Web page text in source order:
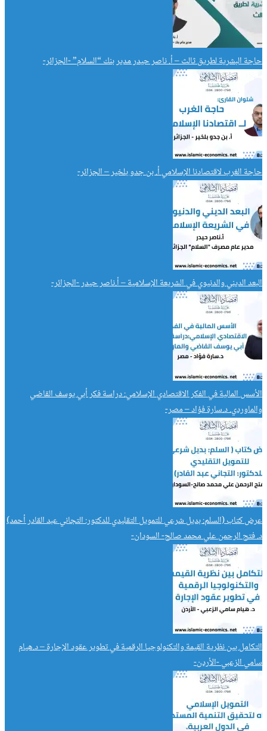
حاجة البشرية لطريق ثالث – أ. ناصر حيدر مدير بنك “السلام” -الجزائر-
حاجة الغرب لاقتصادنا الإسلامي أ. بن جدو بلخير – الجزائر-
البعد الديني والدنيوي في الشريعة الإسلامية – أ.ناصر حيدر -الجزائر-
الأسس المالية في الفكر الاقتصادي الإسلامي: دراسة فكر أبي يوسف القاضي
والماوردي. د.سارة فؤاد – مصر-
عرض كتاب (السلم: بديل شرعي للتمويل التقليدي للدكتور: التجاني عبد القادر أحمد)
د. فتح الرحمن علي محمد صالح- السودان-
التكامل بين نظرية القيمة والتكنولوجيا الرقمية في تطوير عقود الإجارة – د.هيام
سامي الزعبي -الأردن-